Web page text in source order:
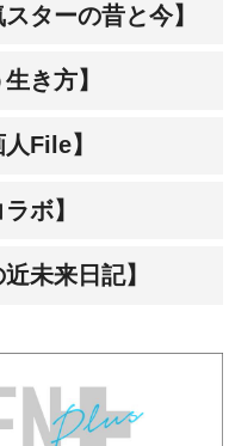
ターの昔と今】
き方】
File】
ボ】
未来日記】